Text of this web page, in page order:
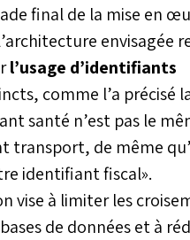
final de la mise en
envisagée
l’usage d’identifiants
comme l’a précisé
santé n’est pas le
transport, de même
identifiant fiscal».
vise à limiter les
de données et à